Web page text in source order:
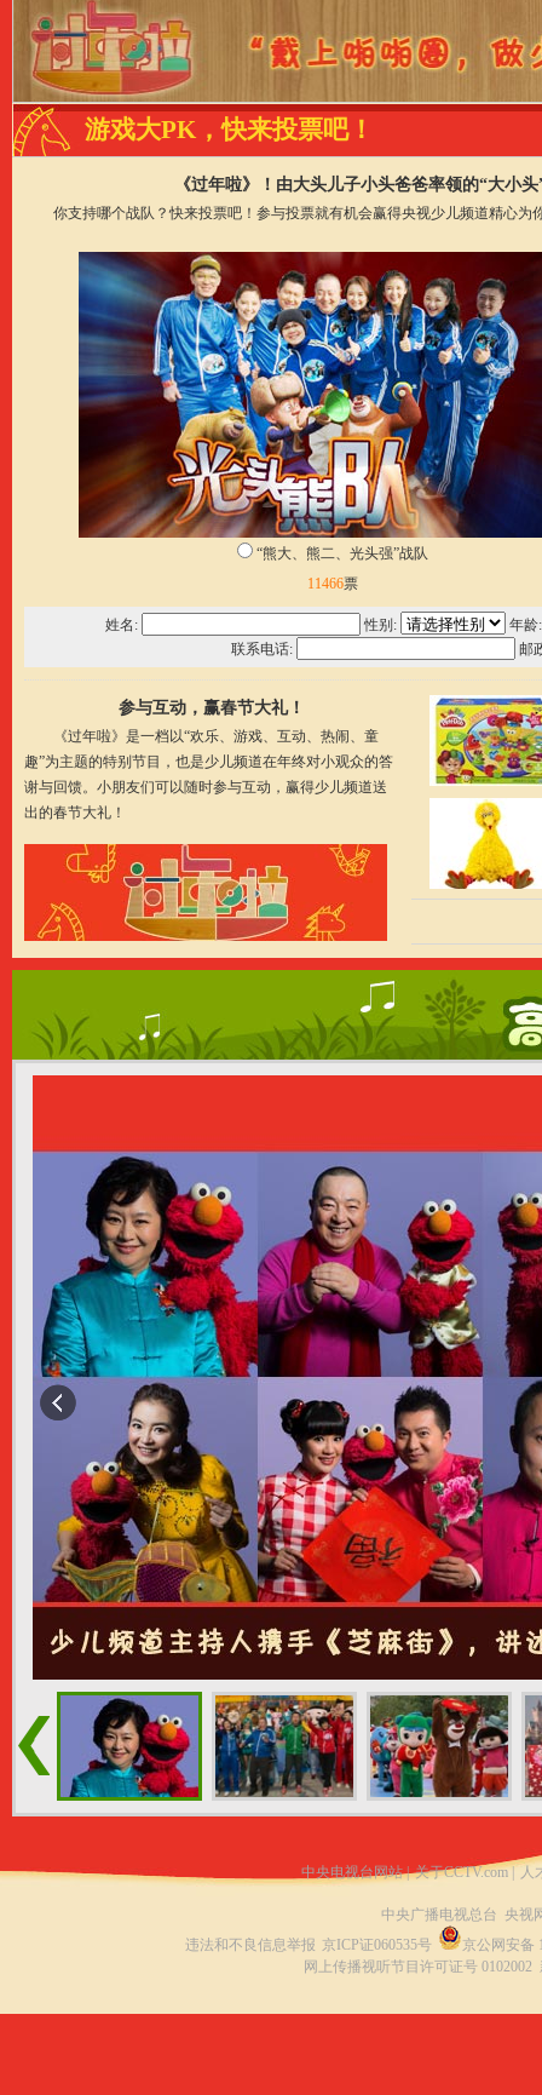
游戏大PK，快来投票吧！
《过年啦》！由大头儿子小头爸爸率领的“大小
你支持哪个战队？快来投票吧！参与投票就有机会赢得央视少儿频道精心为
“熊大、熊二、光头强”战队
11466票
姓名 : 性别 : 年龄
联系电话: 邮
参与互动，赢春节大礼！
《过年啦》是一档以“欢乐、游戏、互动、热闹、童
趣”为主题的特别节目，也是少儿频道在年终对小观众的答
谢与回馈。小朋友们可以随时参与互动，赢得少儿频道送
出的春节大礼！
中央电视台网站 | 关于CCTV.com | 人
中央广播电视总台 央视
违法和不良信息举报 京ICP证060535号
京公网安备
网上传播视听节目许可证号 0102002